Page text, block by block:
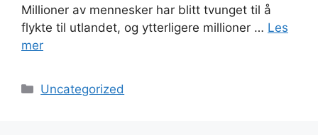
Millioner av mennesker har blitt tvunget til å
flykte til utlandet, og ytterligere millioner … Les
mer
Kategorier
Uncategorized